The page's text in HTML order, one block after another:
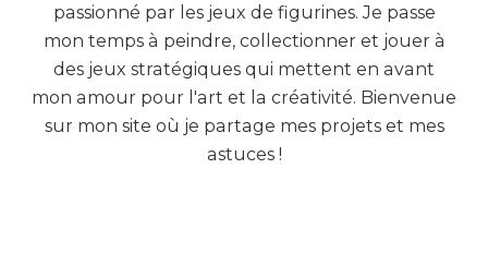
passionné par les jeux de figurines. Je passe
mon temps à peindre, collectionner et jouer à
des jeux stratégiques qui mettent en avant
mon amour pour l'art et la créativité. Bienvenue
sur mon site où je partage mes projets et mes
astuces !